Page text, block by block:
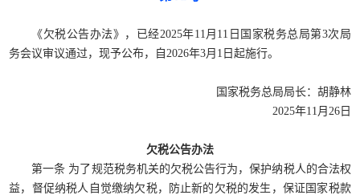
《欠税公告办法》，已经2025年11月11日国家税务总局第3次局
务会议审议通过，现予公布，自2026年3月1日起施行。
国家税务总局局长：胡静林
2025年11月26日
欠税公告办法
第一条 为了规范税务机关的欠税公告行为，保护纳税人的合法权
益，督促纳税人自觉缴纳欠税，防止新的欠税的发生，保证国家税款